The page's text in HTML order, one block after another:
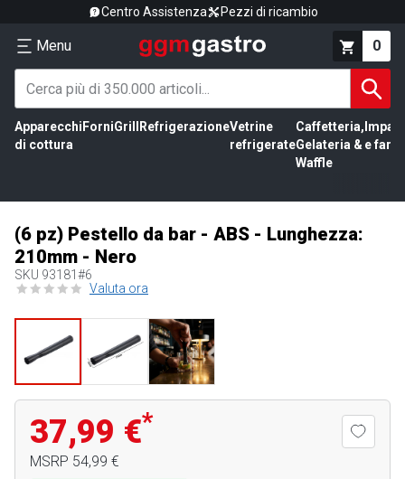
Centro Assistenza Pezzi di ricambio
Menu 0
Apparecchi
di cottura
ForniGrill RefrigerazioneVetrine
refrigerate
Caffetteria,
Gelateria &
Waffle
e
(6 pz) Pestello da bar - ABS - Lunghezza:
210mm - Nero
SKU 93181#6
Valuta ora
37,99 €*
MSRP 54,99 €